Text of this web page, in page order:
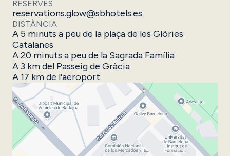
RESERVES
reservations.glow@sbhotels.es
DISTÀNCIA
A 5 minuts a peu de la plaça de les Glòries
Catalanes
A 20 minuts a peu de la Sagrada Família
A 3 km del Passeig de Gràcia
A 17 km de l'aeroport